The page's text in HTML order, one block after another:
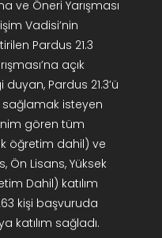
ve Öneri Yarışması
Vadisi’nin
Pardus 21.3
açık
Pardus 21.3’ü
sağlamak isteyen
gören tüm
öğretim dahil) ve
Ön Lisans, Yüksek
Dahil) katılım
kişi başvuruda
katılım sağladı.